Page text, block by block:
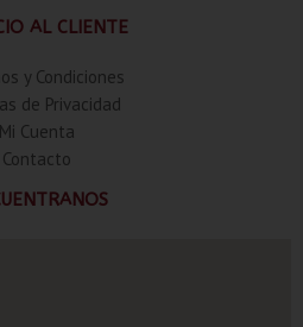
AL CLIENTE
y Condiciones
de Privacidad
Mi Cuenta
Contacto